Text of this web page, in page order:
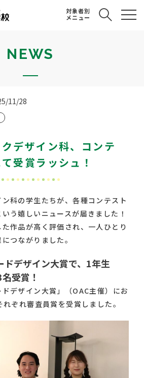
対象者別
メニュー
NEWS
11/28
デザイン科、コンテ
受賞ラッシュ！
科の学生たちが、各種コンテスト
う嬉しいニュースが届きました！
作品が高く評価され、一人ひとり
つながりました。
ドデザイン大賞で、1年生
受賞！
ドデザイン大賞」（OAC主催）にお
ぞれ審査員賞を受賞しました。